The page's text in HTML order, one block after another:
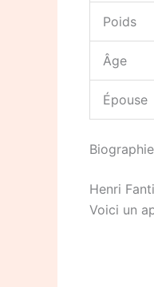
Poids
Âge
Épouse
Henri
Voici un